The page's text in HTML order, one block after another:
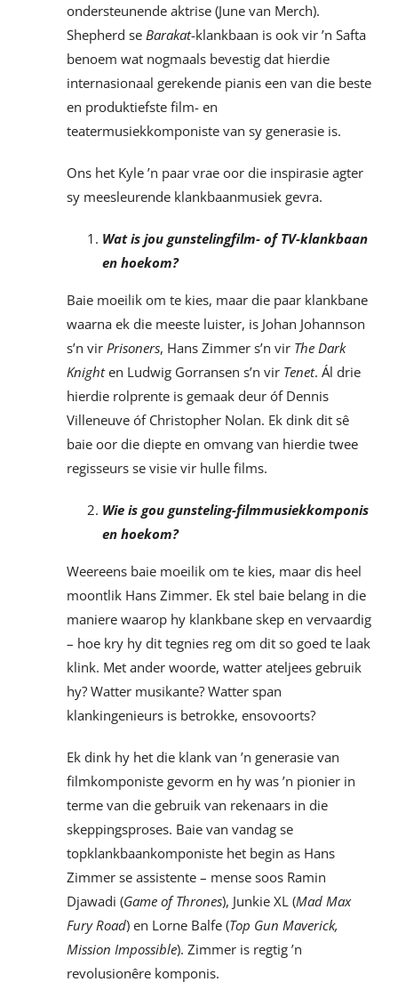
ondersteunende aktrise (June van Merch).
Shepherd se Barakat-klankbaan is ook vir ’n Safta
benoem wat nogmaals bevestig dat hierdie
internasionaal gerekende pianis een van die beste
en produktiefste film- en
teatermusiekkomponiste van sy generasie is.
Ons het Kyle ’n paar vrae oor die inspirasie agter
sy meesleurende klankbaanmusiek gevra.
Wat is jou gunstelingfilm- of TV-klankbaan
en hoekom?
Baie moeilik om te kies, maar die paar klankbane
waarna ek die meeste luister, is Johan Johannson
s’n vir Prisoners, Hans Zimmer s’n vir The Dark
Knighten Ludwig Gorransen s’n vir Tenet. Ál drie
hierdie rolprente is gemaak deur óf Dennis
Villeneuve óf Christopher Nolan. Ek dink dit sê
baie oor die diepte en omvang van hierdie twee
regisseurs se visie vir hulle films.
Wie is gou gunsteling-filmmusiekkomponis
en hoekom?
Weereens baie moeilik om te kies, maar dis heel
moontlik Hans Zimmer. Ek stel baie belang in die
maniere waarop hy klankbane skep en vervaardig
– hoe kry hy dit tegnies reg om dit so goed te laak
klink. Met ander woorde, watter ateljees gebruik
hy? Watter musikante? Watter span
klankingenieurs is betrokke, ensovoorts?
Ek dink hy het die klank van ’n generasie van
filmkomponiste gevorm en hy was ’n pionier in
terme van die gebruik van rekenaars in die
skeppingsproses. Baie van vandag se
topklankbaankomponiste het begin as Hans
Zimmer se assistente – mense soos Ramin
Djawadi (Game of Thrones), Junkie XL (Mad Max
Fury Road) en Lorne Balfe (Top Gun Maverick,
Mission Impossible). Zimmer is regtig ’n
revolusionêre komponis.